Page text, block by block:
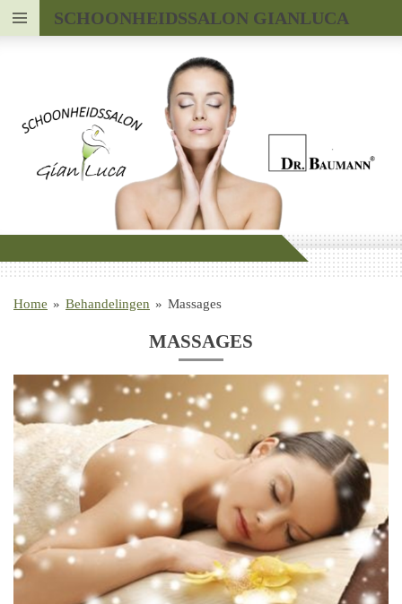
Ga
hoofdinhoud
SCHOONHEIDSSALON GIANLUCA
Home » Behandelingen » Massages
MASSAGES